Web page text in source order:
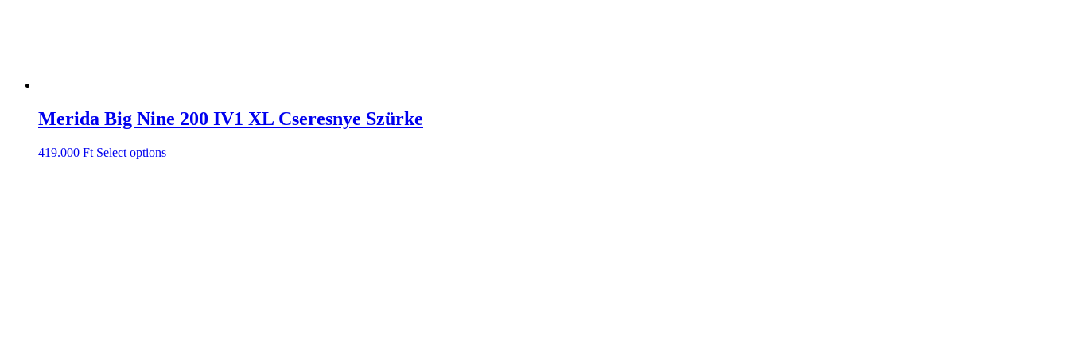
Merida Big Nine 200 IV1 XL Cseresnye Szürke
419.000 Ft Select options